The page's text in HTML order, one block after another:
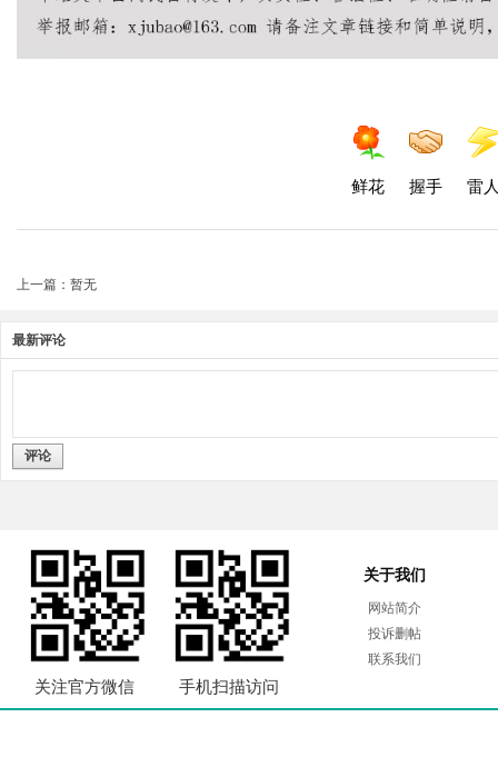
鲜花 握手 雷
上一篇：暂无
最新评论
评论
关注官方微信 手机扫描访问
关于我们
网站简介
投诉删帖
联系我们